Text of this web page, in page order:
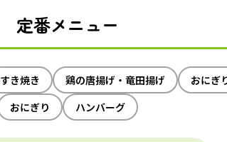
定番メニュー
すき焼き 鶏の唐揚げ・竜田揚げ
おにぎ
おにぎり
ハンバーグ